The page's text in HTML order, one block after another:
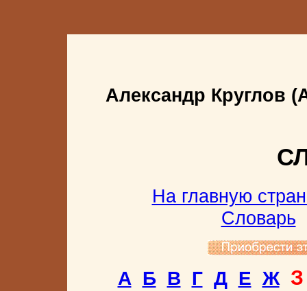
Александр Круглов
На главную
Словарь
А Б В Г Д Е Ж З